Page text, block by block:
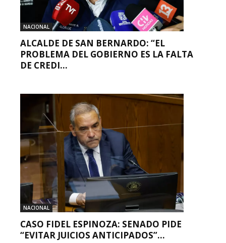
NACIONAL
ALCALDE DE SAN BERNARDO: “EL
PROBLEMA DEL GOBIERNO ES LA FALTA
DE CREDI...
NACIONAL
CASO FIDEL ESPINOZA: SENADO PIDE
“EVITAR JUICIOS ANTICIPADOS”...